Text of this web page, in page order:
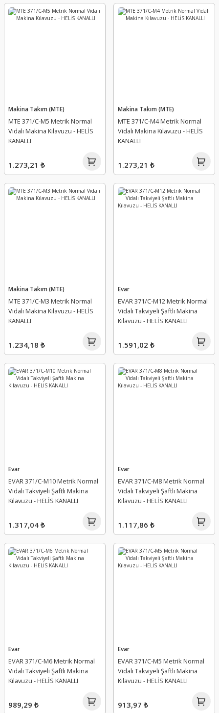
Makina Takım (MTE)
MTE 371/C-M5 Metrik Normal
Vidalı Makina Kılavuzu - HELİS
KANALLI
1.273,21 ₺
Makina Takım (MTE)
MTE 371/C-M4 Metrik Normal
Vidalı Makina Kılavuzu - HELİS
KANALLI
1.273,21 ₺
Makina Takım (MTE)
MTE 371/C-M3 Metrik Normal
Vidalı Makina Kılavuzu - HELİS
KANALLI
1.234,18 ₺
Evar
EVAR 371/C-M12 Metrik Normal
Vidalı Takviyeli Şaftlı Makina
Kılavuzu - HELİS KANALLI
1.591,02 ₺
Evar
EVAR 371/C-M10 Metrik Normal
Vidalı Takviyeli Şaftlı Makina
Kılavuzu - HELİS KANALLI
1.317,04 ₺
Evar
EVAR 371/C-M8 Metrik Normal
Vidalı Takviyeli Şaftlı Makina
Kılavuzu - HELİS KANALLI
1.117,86 ₺
Evar
EVAR 371/C-M6 Metrik Normal
Vidalı Takviyeli Şaftlı Makina
Kılavuzu - HELİS KANALLI
989,29 ₺
Evar
EVAR 371/C-M5 Metrik Normal
Vidalı Takviyeli Şaftlı Makina
Kılavuzu - HELİS KANALLI
913,97 ₺